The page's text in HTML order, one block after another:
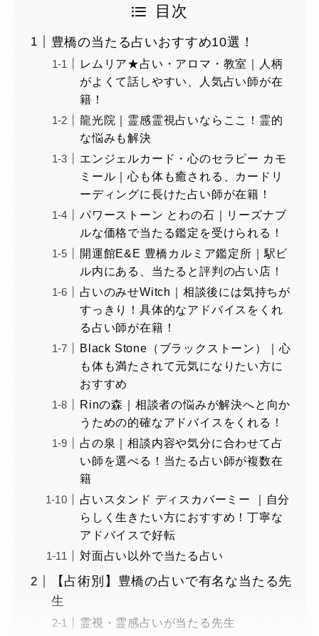
目次
豊橋の当たる占いおすすめ10選！
レムリア★占い・アロマ・教室｜人柄
がよくて話しやすい、人気占い師が在
籍！
龍光院｜霊感霊視占いならここ！霊的
な悩みも解決
エンジェルカード・心のセラピー カモ
ミール｜心も体も癒される、カードリ
ーディングに長けた占い師が在籍！
パワーストーン とわの石｜リーズナブ
ルな価格で当たる鑑定を受けられる！
開運館E&E 豊橋カルミア鑑定所｜駅ビ
ル内にある、当たると評判の占い店！
占いのみせWitch｜相談後には気持ちが
すっきり！具体的なアドバイスをくれ
る占い師が在籍！
Black Stone（ブラックストーン）｜心
も体も満たされて元気になりたい方に
おすすめ
Rinの森｜相談者の悩みが解決へと向か
うための的確なアドバイスをくれる！
占の泉｜相談内容や気分に合わせて占
い師を選べる！当たる占い師が複数在
籍
占いスタンド ディスカバーミー ｜自分
らしく生きたい方におすすめ！丁寧な
アドバイスで好転
対面占い以外で当たる占い
【占術別】豊橋の占いで有名な当たる先
生
霊視・霊感占いが当たる先生